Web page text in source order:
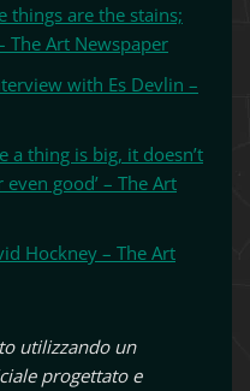
things are the stains;
The Art Newspaper
with Es Devlin –
a thing is big, it doesn’t
good’ – The Art
Hockney – The Art
utilizzando un
progettato e